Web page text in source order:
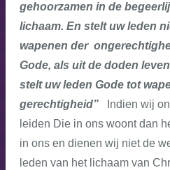
gehoorzamen in de
lichaam. En stelt uw leden
wapenen der
Gode, als uit de doden
stelt uw leden Gode tot
gerechtigheid”
Indien wij
leiden Die in ons woont dan
in ons en dienen wij niet de
leden van het lichaam van